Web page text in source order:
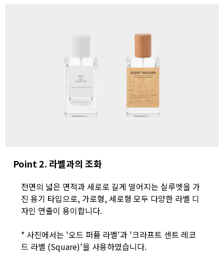
Point 2. 라벨과의 조화
전면의 넓은 면적과 세로로 길게 떨어지는 실루엣을 가
진 용기 타입으로, 가로형, 세로형 모두 다양한 라벨 디
자인 연출이 용이합니다.
* 사진에서는 '오드 퍼퓸 라벨'과 '크라프트 센트 레코
드 라벨 (Square)'을 사용하였습니다.